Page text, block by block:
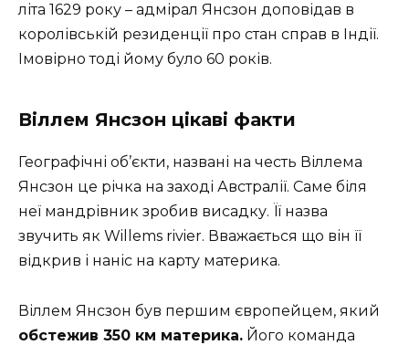
літа 1629 року – адмірал Янсзон доповідав в
королівській резиденції про стан справ в Індії.
Імовірно тоді йому було 60 років.
Віллем Янсзон цікаві факти
Географічні об’єкти, названі на честь Віллема
Янсзон це річка на заході Австралії. Саме біля
неї мандрівник зробив висадку. Її назва
звучить як Willems rivier. Вважається що він її
відкрив і наніс на карту материка.
Віллем Янсзон був першим європейцем, який
обстежив 350 км материка. Його команда